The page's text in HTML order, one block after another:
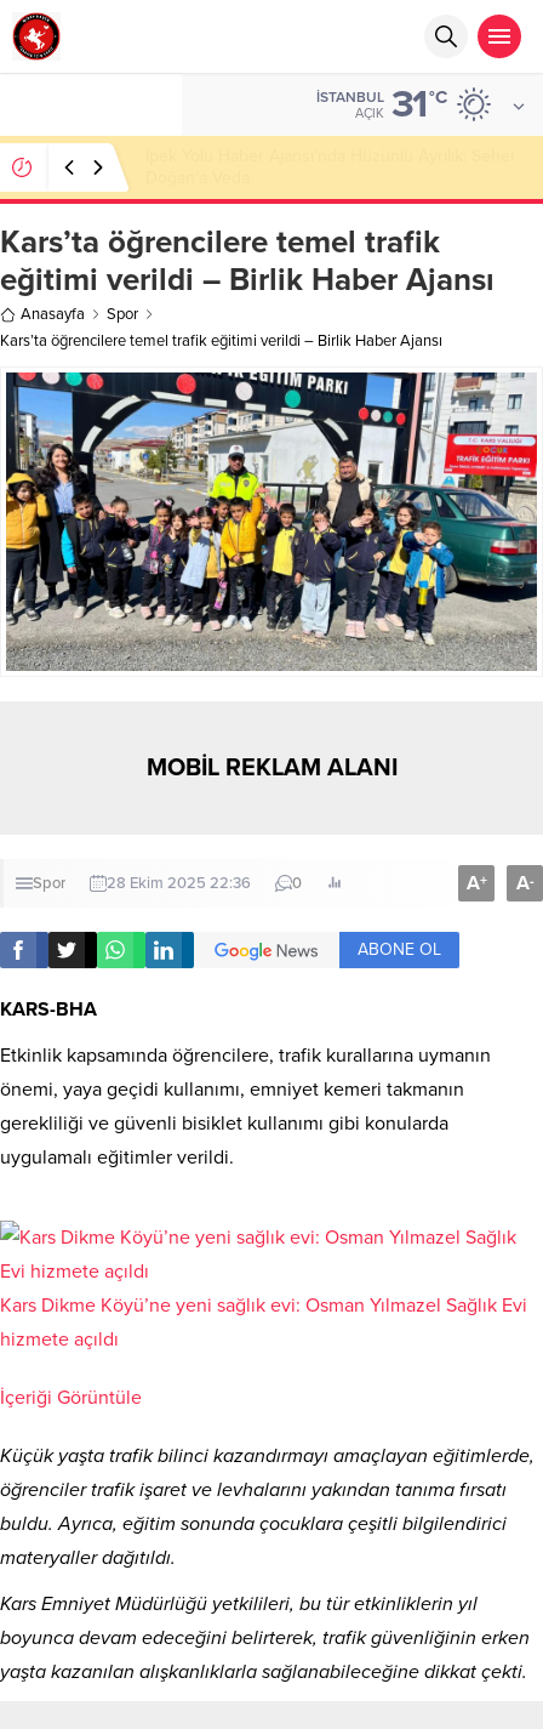
İSTANBUL
AÇIK 31°C
Kars’ta öğrencilere temel trafik
eğitimi verildi – Birlik Haber Ajansı
Anasayfa
Spor
Kars’ta öğrencilere temel trafik eğitimi verildi – Birlik Haber Ajansı
MOBİL REKLAM ALANI
Spor 28 Ekim 2025 22:36 0 A+ A-
ABONE OL
KARS-BHA
Etkinlik kapsamında öğrencilere, trafik kurallarına uymanın
önemi, yaya geçidi kullanımı, emniyet kemeri takmanın
gerekliliği ve güvenli bisiklet kullanımı gibi konularda
uygulamalı eğitimler verildi.
Kars Dikme Köyü’ne yeni sağlık evi: Osman Yılmazel Sağlık Evi
hizmete açıldı
İçeriği Görüntüle
Küçük yaşta trafik bilinci kazandırmayı amaçlayan eğitimlerde,
öğrenciler trafik işaret ve levhalarını yakından tanıma fırsatı
buldu. Ayrıca, eğitim sonunda çocuklara çeşitli bilgilendirici
materyaller dağıtıldı.
Kars Emniyet Müdürlüğü yetkilileri, bu tür etkinliklerin yıl
boyunca devam edeceğini belirterek, trafik güvenliğinin erken
yaşta kazanılan alışkanlıklarla sağlanabileceğine dikkat çekti.